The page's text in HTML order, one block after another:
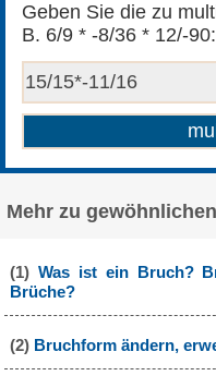
Geben Sie die zu
B. 6/9 * -8/36 * 12/-90:
Mehr zu
(1) Was ist ein Bruch?
Brüche?
(2) Bruchform ändern,